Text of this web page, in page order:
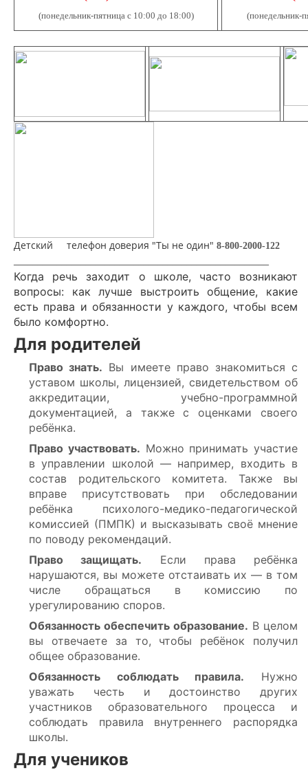
(понедельник-пятница с 10:00 до 18:00) (понедельник-
Детский телефон доверия "Ты не один" 8-800-2000-122
Когда речь заходит о школе, часто возникают
вопросы: как лучше выстроить общение, какие
есть права и обязанности у каждого, чтобы всем
было комфортно.
Для родителей
Право знать. Вы имеете право знакомиться с
уставом школы, лицензией, свидетельством об
аккредитации, учебно-программной
документацией, а также с оценками своего
ребёнка.
Право участвовать. Можно принимать участие
в управлении школой — например, входить в
состав родительского комитета. Также вы
вправе присутствовать при обследовании
ребёнка психолого-медико-педагогической
комиссией (ПМПК) и высказывать своё мнение
по поводу рекомендаций.
Право защищать. Если права ребёнка
нарушаются, вы можете отстаивать их — в том
числе обращаться в комиссию по
урегулированию споров.
Обязанность обеспечить образование. В целом
вы отвечаете за то, чтобы ребёнок получил
общее образование.
Обязанность соблюдать правила. Нужно
уважать честь и достоинство других
участников образовательного процесса и
соблюдать правила внутреннего распорядка
школы.
Для учеников